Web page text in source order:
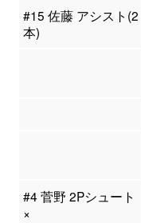
#15 佐藤 アシスト(2
本)
#4 菅野 2Pシュート
×